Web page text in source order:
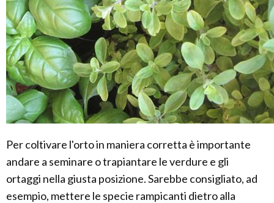
Per coltivare l'orto in maniera corretta è importante
andare a seminare o trapiantare le verdure e gli
ortaggi nella giusta posizione. Sarebbe consigliato, ad
esempio, mettere le specie rampicanti dietro alla